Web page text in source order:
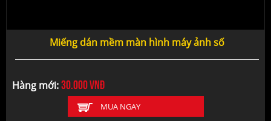
Miếng dán mềm màn hình máy ảnh số
Hàng mới:30.000vnđ
MUA NGAY